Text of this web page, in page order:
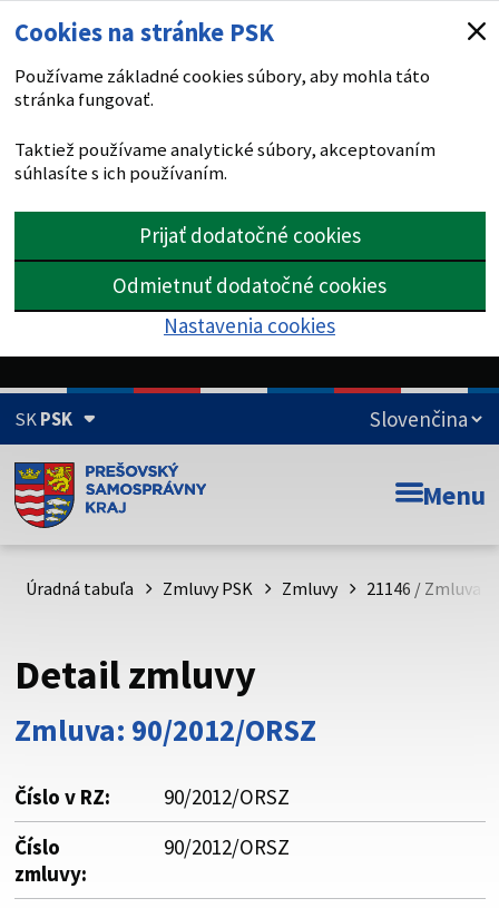
Cookies na stránke PSK
Používame základné cookies súbory, aby mohla táto
stránka fungovať.
Taktiež používame analytické súbory, akceptovaním
súhlasíte s ich používaním.
Prijať dodatočné cookies
Odmietnuť dodatočné cookies
Nastavenia cookies
SKPSK
Doména psk.sk je oficiálna
Toto je oficiálna webová stránka Prešovského
psk.sk.
Buďte pozorní a vždy sa uistite, že zdieľate informácie iba
cez zabezpečenú webovú stránku. Zabezpečená stránka
vždy začína https:// pred názvom domény webového sídla.
Menu
Úradná tabuľa Zmluvy PSK Zmluvy 21146 / Zmluva
Detail zmluvy
Zmluva: 90/2012/ORSZ
Číslo v RZ:
90/2012/ORSZ
Číslo
zmluvy:
90/2012/ORSZ